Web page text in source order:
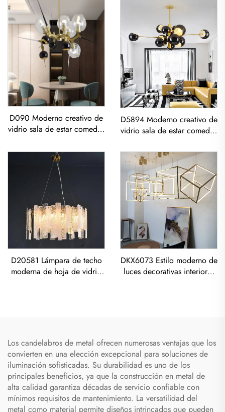
D090 Moderno creativo de
vidrio sala de estar comedor
D5894 Moderno creativo de
vidrio sala de estar comedor
led con Pendiente Dorado
D20581 Lámpara de techo
moderna de hoja de vidrio
DKX6073 Estilo moderno de
luces decorativas interiores
Los candelabros de metal ofrecen numerosas ventajas que los
convierten en una elección excepcional para soluciones de
iluminación sofisticadas. Su durabilidad es uno de los
principales beneficios, ya que la construcción en metal de
alta calidad garantiza décadas de servicio confiable con
mínimos requisitos de mantenimiento. La versatilidad del
metal como material permite diseños intrincados que pueden